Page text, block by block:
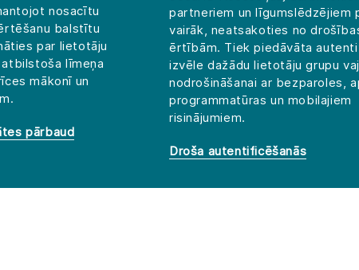
nosacītu
balstītu
par lietotāju
līmeņa
mākonī un
pārbaud
partneriem un līgumslēdzējiem
vairāk, neatsakoties no
ērtībām. Tiek piedāvāta
izvēle dažādu lietotāju grupu
nodrošināšanai ar bezparoles,
programmatūras un mobilajiem
risinājumiem.
Droša autentificēšanās